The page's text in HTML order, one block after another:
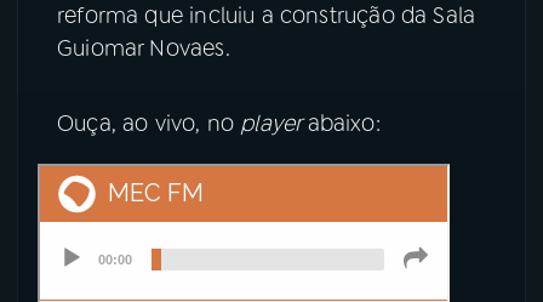
reforma que incluiu a construção da Sala
Guiomar Novaes.
Ouça, ao vivo, no playerabaixo: